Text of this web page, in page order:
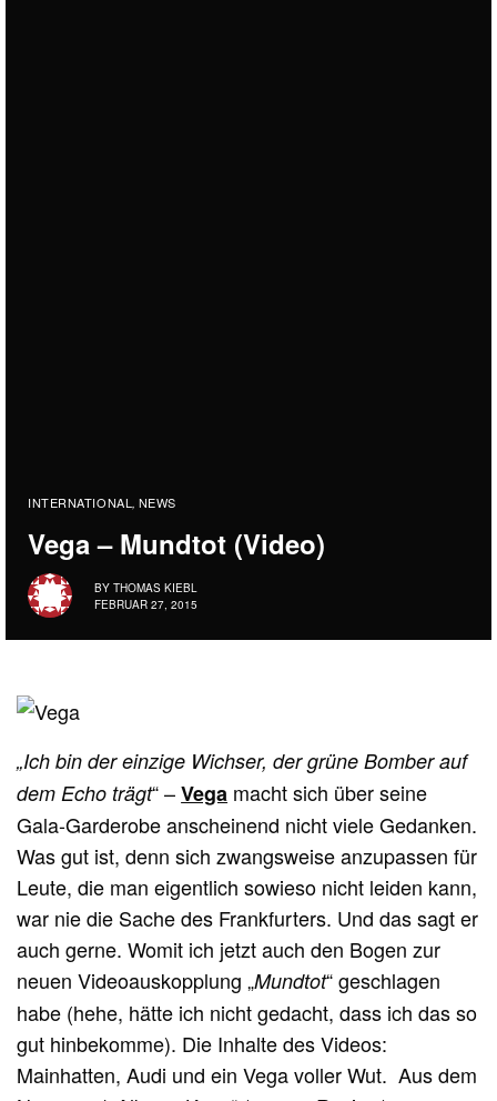
INTERNATIONAL, NEWS
Vega – Mundtot (Video)
BY THOMAS KIEBL
FEBRUAR 27, 2015
„Ich bin der einzige Wichser, der grüne Bomber auf
dem Echo trägt“ –Vega macht sich über seine
Gala-Garderobe anscheinend nicht viele Gedanken.
Was gut ist, denn sich zwangsweise anzupassen für
Leute, die man eigentlich sowieso nicht leiden kann,
war nie die Sache des Frankfurters. Und das sagt er
auch gerne. Womit ich jetzt auch den Bogen zur
neuen Videoauskopplung „Mundtot“ geschlagen
habe (hehe, hätte ich nicht gedacht, dass ich das so
gut hinbekomme). Die Inhalte des Videos:
Mainhatten, Audi und ein Vega voller Wut. Aus dem